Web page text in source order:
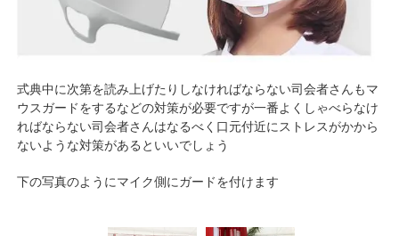
式典中に次第を読み上げたりしなければならない司会者さんもマ
ウスガードをするなどの対策が必要ですが一番よくしゃべらなけ
ればならない司会者さんはなるべく口元付近にストレスがかから
ないような対策があるといいでしょう
下の写真のようにマイク側にガードを付けます